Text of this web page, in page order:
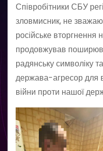
Співробітники СБУ
зловмисник, не
російське вторгнення
продовжував
радянську символіку
держава-агресор для
війни проти нашої